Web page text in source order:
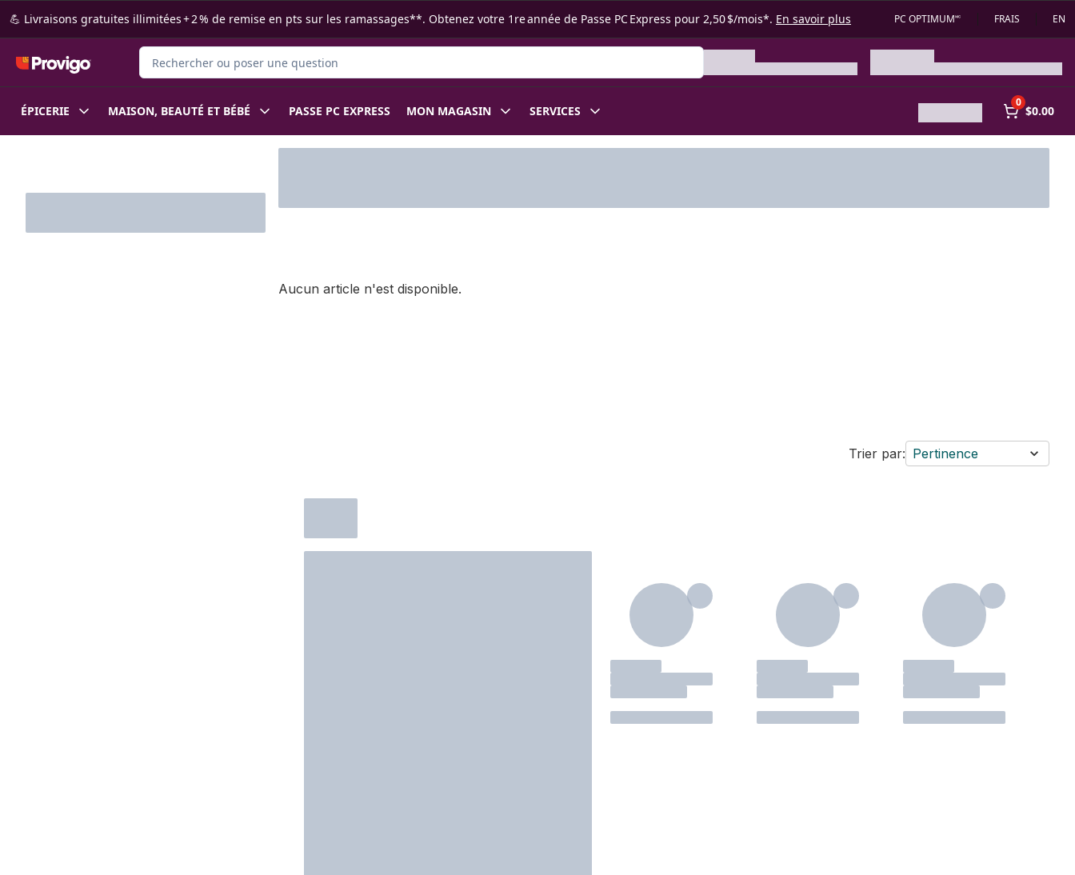
Passer au contenu principal
Passer au pied de page
💪 Livraisons gratuites illimitées + 2 % de remise en pts sur les ramassages**. Obtenez votre 1re année de Passe PC Express pour 2,50 $/mois*. En savoir plus PC OPTIMUM🅪 FRAIS EN
Rechercher des produits
ÉPICERIE MAISON, BEAUTÉ ET BÉBÉ PASSE PC EXPRESS MON MAGASIN SERVICES
0
$0.00
Aucun article n'est disponible.
Trier par: Pertinence